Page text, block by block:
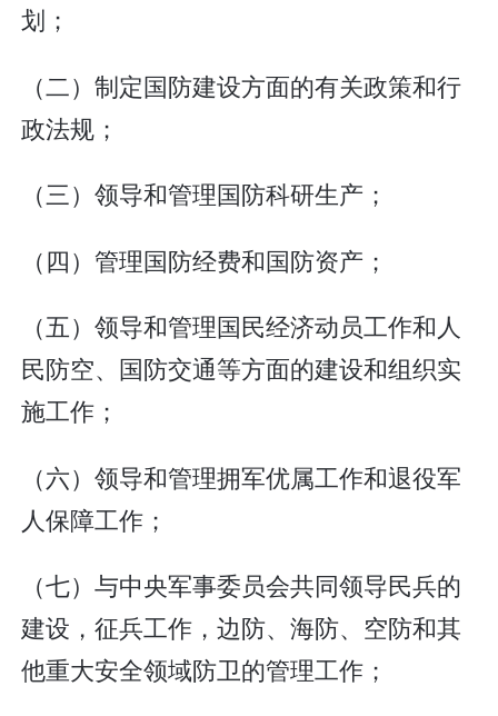
划；
（二）制定国防建设方面的有关政策和行
政法规；
（三）领导和管理国防科研生产；
（四）管理国防经费和国防资产；
（五）领导和管理国民经济动员工作和人
民防空、国防交通等方面的建设和组织实
施工作；
（六）领导和管理拥军优属工作和退役军
人保障工作；
（七）与中央军事委员会共同领导民兵的
建设，征兵工作，边防、海防、空防和其
他重大安全领域防卫的管理工作；